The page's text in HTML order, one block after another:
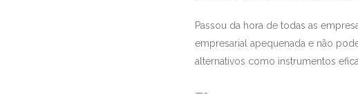
Passou da hora de todas as
empresarial apequenada e não
alternativos como instrumentos
—-